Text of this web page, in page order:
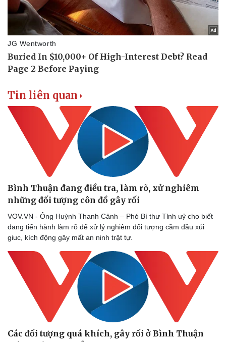
eSports
Hậu trường
Tin liên quan
Bình Thuận đang điều tra, làm rõ, xử nghiêm
những đối tượng côn đồ gây rối
VOV.VN - Ông Huỳnh Thanh Cảnh – Phó Bí thư Tỉnh uỷ cho biết
đang tiến hành làm rõ để xử lý nghiêm đối tượng cầm đầu xúi
giuc, kích động gây mất an ninh trật tự.
Các đối tượng quá khích, gây rối ở Bình Thuận